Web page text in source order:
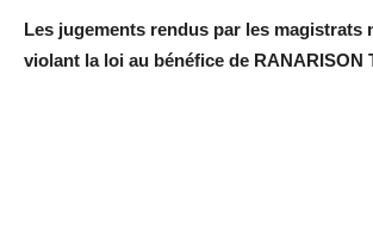
Les jugements rendus par les magistrats
violant la loi au bénéfice de RANARISON